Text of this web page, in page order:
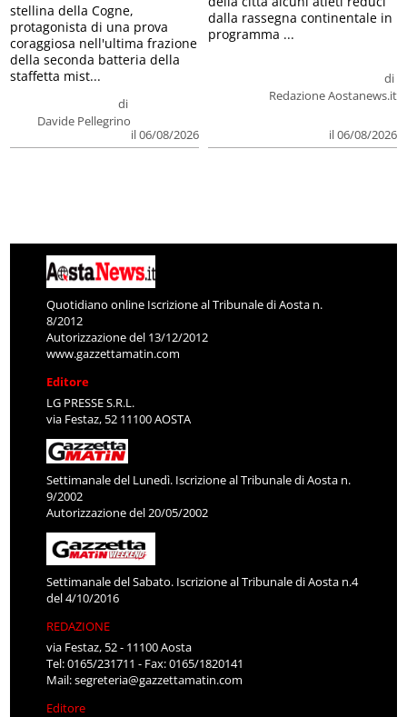
di
Davide Pellegrino
il 06/08/2026
stellina della Cogne,
protagonista di una prova
coraggiosa nell'ultima frazione
della seconda batteria della
staffetta mist...
di
Redazione Aostanews.it
il 06/08/2026
dalla rassegna continentale in
programma ...
Quotidiano online Iscrizione al Tribunale di Aosta n.
8/2012
Autorizzazione del 13/12/2012
www.gazzettamatin.com
Editore
LG PRESSE S.R.L.
via Festaz, 52 11100 AOSTA
Settimanale del Lunedì. Iscrizione al Tribunale di Aosta n.
9/2002
Autorizzazione del 20/05/2002
Settimanale del Sabato. Iscrizione al Tribunale di Aosta n.4
del 4/10/2016
REDAZIONE
via Festaz, 52 - 11100 Aosta
Tel: 0165/231711 - Fax: 0165/1820141
Mail:segreteria@gazzettamatin.com
Editore